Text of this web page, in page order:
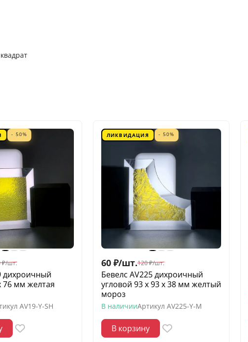
квадрат
- 50%
₽/шт.
дихроичный
76 мм желтая
AV19-Y-SH
ЛИКВИДАЦИЯ - 50%
60 ₽/шт.120 ₽/шт.
Бевелс AV225 дихроичный
угловой 93 х 93 х 38 мм желтый
мороз
В наличииАртикул AV225-Y-M
В корзину